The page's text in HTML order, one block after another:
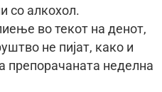
со алкохол.
во текот на денот,
не пијат, како и
неделна